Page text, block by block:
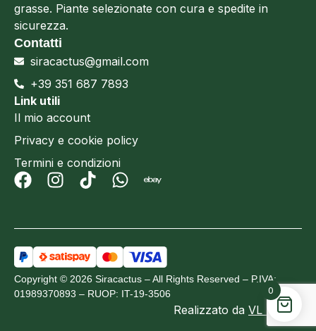
grasse. Piante selezionate con cura e spedite in
sicurezza.
Contatti
siracactus@gmail.com
+39 351 687 7893
Link utili
Il mio account
Privacy e cookie policy
Termini e condizioni
Copyright © 2026 Siracactus – All Rights Reserved – P.IVA:
01989370893 – RUOP: IT-19-3506
Realizzato da VL Design
0